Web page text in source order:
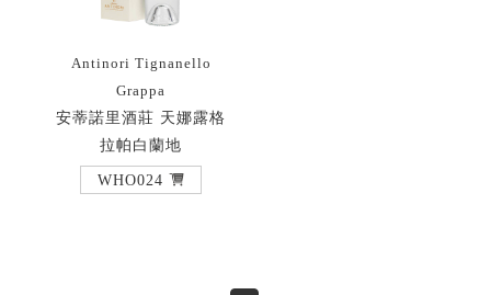
Antinori Tignanello
Grappa
安蒂諾里酒莊 天娜露格
拉帕白蘭地
WHO024